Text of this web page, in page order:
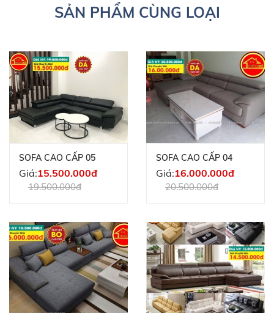
SẢN PHẨM CÙNG LOẠI
SOFA CAO CẤP 05
Giá:15.500.000đ
19.500.000đ
SOFA CAO CẤP 04
Giá:16.000.000đ
20.500.000đ